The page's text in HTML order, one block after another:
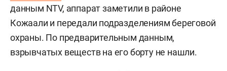
данным NTV, аппарат заметили в районе
Кожаали и передали подразделениям береговой
охраны. По предварительным данным,
взрывчатых веществ на его борту не нашли.